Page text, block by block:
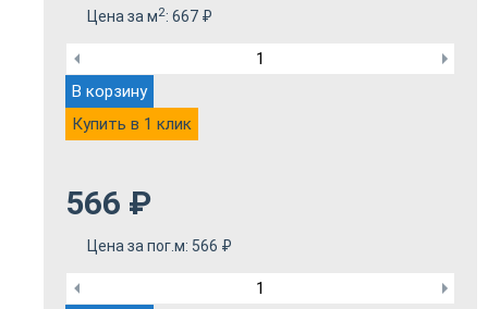
Цена за м2: 667 ₽
В корзину
Купить в 1 клик
566 ₽
Цена за пог.м: 566 ₽